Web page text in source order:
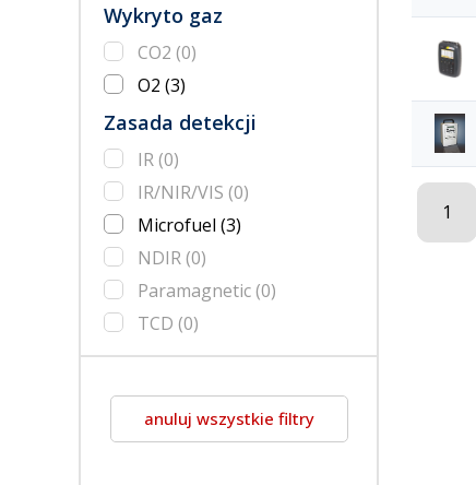
Wykryto gaz
CO2 (0)
O2 (3)
Zasada detekcji
IR(0)
IR/NIR/VIS (0)
Microfuel (3)
NDIR(0)
Paramagnetic(0)
TCD (0)
anuluj wszystkie filtry
1